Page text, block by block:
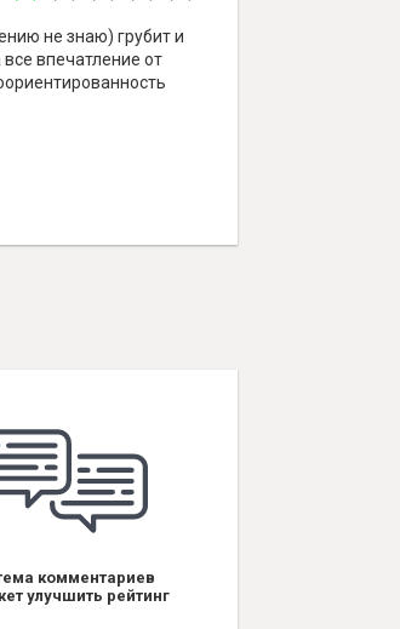
не знаю) грубит и
впечатление от
комментариев
улучшить рейтинг